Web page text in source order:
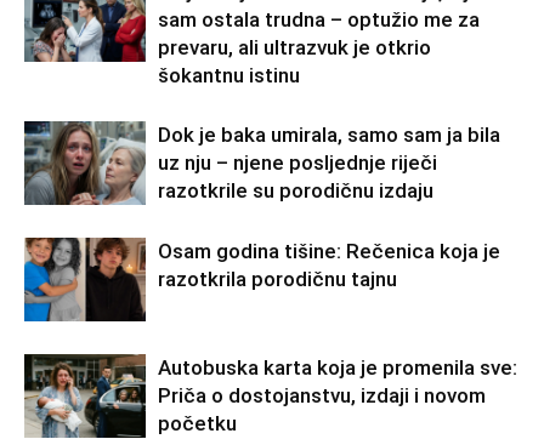
sam ostala trudna – optužio me za
prevaru, ali ultrazvuk je otkrio
šokantnu istinu
Dok je baka umirala, samo sam ja bila
uz nju – njene posljednje riječi
razotkrile su porodičnu izdaju
Osam godina tišine: Rečenica koja je
razotkrila porodičnu tajnu
Autobuska karta koja je promenila sve:
Priča o dostojanstvu, izdaji i novom
početku